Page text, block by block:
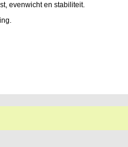
evenwicht en stabiliteit.